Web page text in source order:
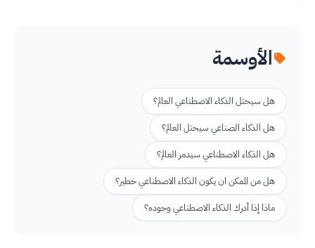
الأوسمة
هل سيحتل الذكاء الاصطناعي العالم؟
هل الذكاء الصناعي سيحتل العالم؟
هل الذكاء الاصطناعي سيدمر العالم؟
هل من الممكن ان يكون الذكاء الاصطناعي خطير؟
ماذا إذا أدرك الذكاء الاصطناعي وجوده؟